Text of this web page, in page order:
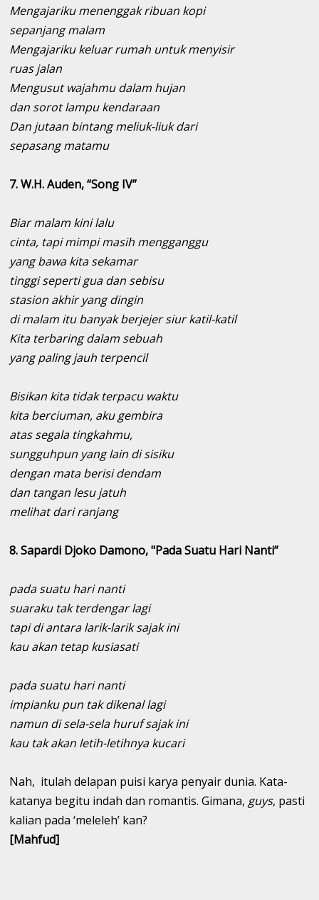
Mengajariku menenggak ribuan kopi
sepanjang malam
Mengajariku keluar rumah untuk menyisir
ruas jalan
Mengusut wajahmu dalam hujan
dan sorot lampu kendaraan
Dan jutaan bintang meliuk-liuk dari
sepasang matamu
7. W.H. Auden, “Song IV”
Biar malam kini lalu
cinta, tapi mimpi masih mengganggu
yang bawa kita sekamar
tinggi seperti gua dan sebisu
stasion akhir yang dingin
di malam itu banyak berjejer siur katil-katil
Kita terbaring dalam sebuah
yang paling jauh terpencil
Bisikan kita tidak terpacu waktu
kita berciuman, aku gembira
atas segala tingkahmu,
sungguhpun yang lain di sisiku
dengan mata berisi dendam
dan tangan lesu jatuh
melihat dari ranjang
8. Sapardi Djoko Damono, "Pada Suatu Hari Nanti”
pada suatu hari nanti
suaraku tak terdengar lagi
tapi di antara larik-larik sajak ini
kau akan tetap kusiasati
pada suatu hari nanti
impianku pun tak dikenal lagi
namun di sela-sela huruf sajak ini
kau tak akan letih-letihnya kucari
Nah, itulah delapan puisi karya penyair dunia. Kata-
katanya begitu indah dan romantis. Gimana, guys, pasti
kalian pada ‘meleleh’ kan?
[Mahfud]